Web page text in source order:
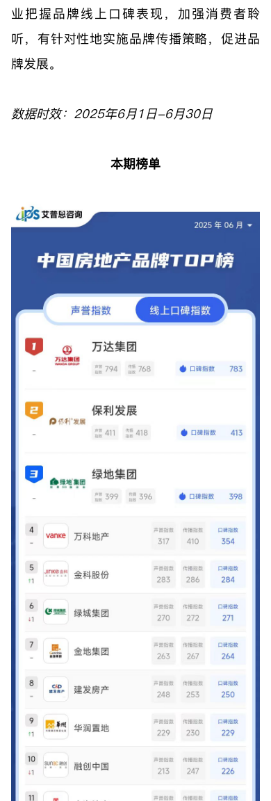
业把握品牌线上口碑表现，加强消费者聆
听，有针对性地实施品牌传播策略，促进品
牌发展。
数据时效：2025年6月1日-6月30日
本期榜单